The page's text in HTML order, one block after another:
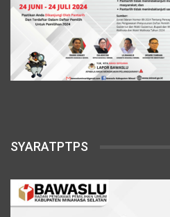
SYARATPTPS